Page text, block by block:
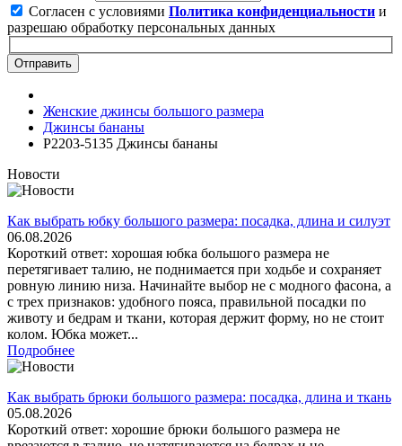
Согласен с условиями Политика конфиденциальности и
разрешаю обработку персональных данных
Отправить
Женские джинсы большого размера
Джинсы бананы
Р2203-5135 Джинсы бананы
Новости
Как выбрать юбку большого размера: посадка, длина и силуэт
06.08.2026
Короткий ответ: хорошая юбка большого размера не
перетягивает талию, не поднимается при ходьбе и сохраняет
ровную линию низа. Начинайте выбор не с модного фасона, а
с трех признаков: удобного пояса, правильной посадки по
животу и бедрам и ткани, которая держит форму, но не стоит
колом. Юбка может...
Подробнее
Как выбрать брюки большого размера: посадка, длина и ткань
05.08.2026
Короткий ответ: хорошие брюки большого размера не